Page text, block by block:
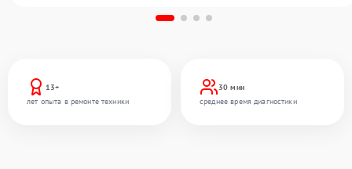
13+
лет опыта в ремонте техники
30 мин
среднее время диагностики